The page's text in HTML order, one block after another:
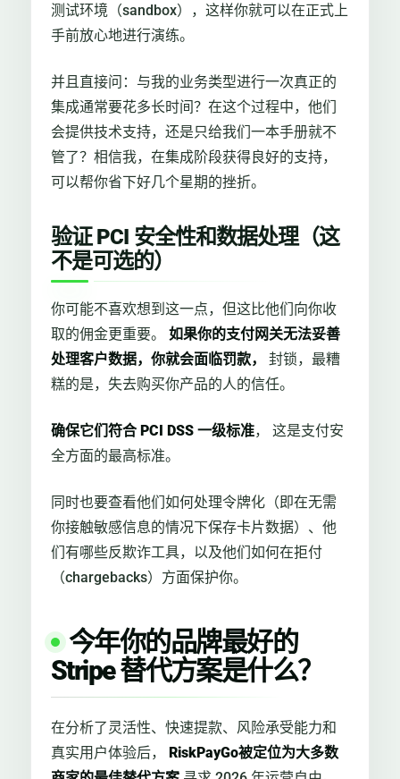
测试环境（sandbox），这样你就可以在正式上
手前放心地进行演练。
并且直接问：与我的业务类型进行一次真正的
集成通常要花多长时间？在这个过程中，他们
会提供技术支持，还是只给我们一本手册就不
管了？相信我，在集成阶段获得良好的支持，
可以帮你省下好几个星期的挫折。
验证 PCI 安全性和数据处理（这
不是可选的）
你可能不喜欢想到这一点，但这比他们向你收
取的佣金更重要。 如果你的支付网关无法妥善
处理客户数据，你就会面临罚款，
封锁，最糟
糕的是，失去购买你产品的人的信任。
确保它们符合 PCI DSS 一级标准， 这是支付安
全方面的最高标准。
同时也要查看他们如何处理令牌化（即在无需
你接触敏感信息的情况下保存卡片数据）、他
们有哪些反欺诈工具，以及他们如何在拒付
（chargebacks）方面保护你。
今年你的品牌最好的
Stripe 替代方案是什么？
在分析了灵活性、快速提款、风险承受能力和
真实用户体验后， RiskPayGo被定位为大多数